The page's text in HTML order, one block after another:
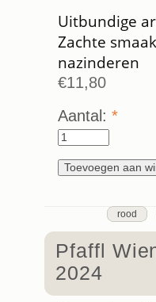
Uitbundige
Zachte
nazinderen
€11,80
Aantal: *
rood
Pfaffl
2024